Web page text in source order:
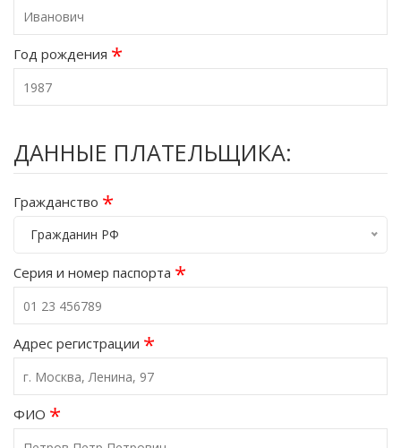
Год рождения *
ДАННЫЕ ПЛАТЕЛЬЩИКА:
Гражданство *
Гражданин РФ
Серия и номер паспорта *
Адрес регистрации *
ФИО *